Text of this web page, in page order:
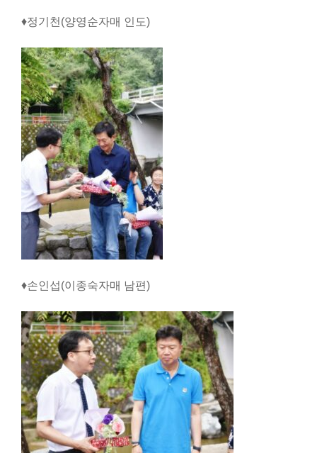
♦정기천(양영순자매 인도)
♦손인섭(이종숙자매 남편)